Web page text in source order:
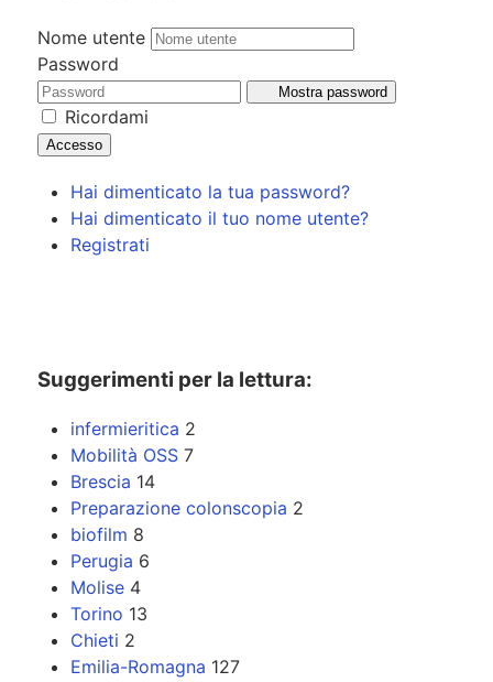
Nome utente
Password
Mostra password
Ricordami
Accesso
Hai dimenticato la tua password?
Hai dimenticato il tuo nome utente?
Registrati
Suggerimenti per la lettura:
infermieritica 2
Mobilità OSS 7
Brescia 14
Preparazione colonscopia 2
biofilm 8
Perugia 6
Molise 4
Torino 13
Chieti 2
Emilia-Romagna 127